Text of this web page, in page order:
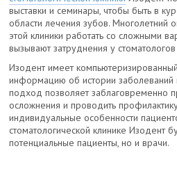
выставки и семинары, чтобы быть в
области лечения зубов. Многолетний
этой клиники работать со сложными
вызывают затруднения у
Изодент имеет
информацию об истории заболеваний
подход позволяет заблаговременно
осложнения и проводить
индивидуальные особенности
стоматологической клинике Изодент
потенциальные пациенты, но и врачи.